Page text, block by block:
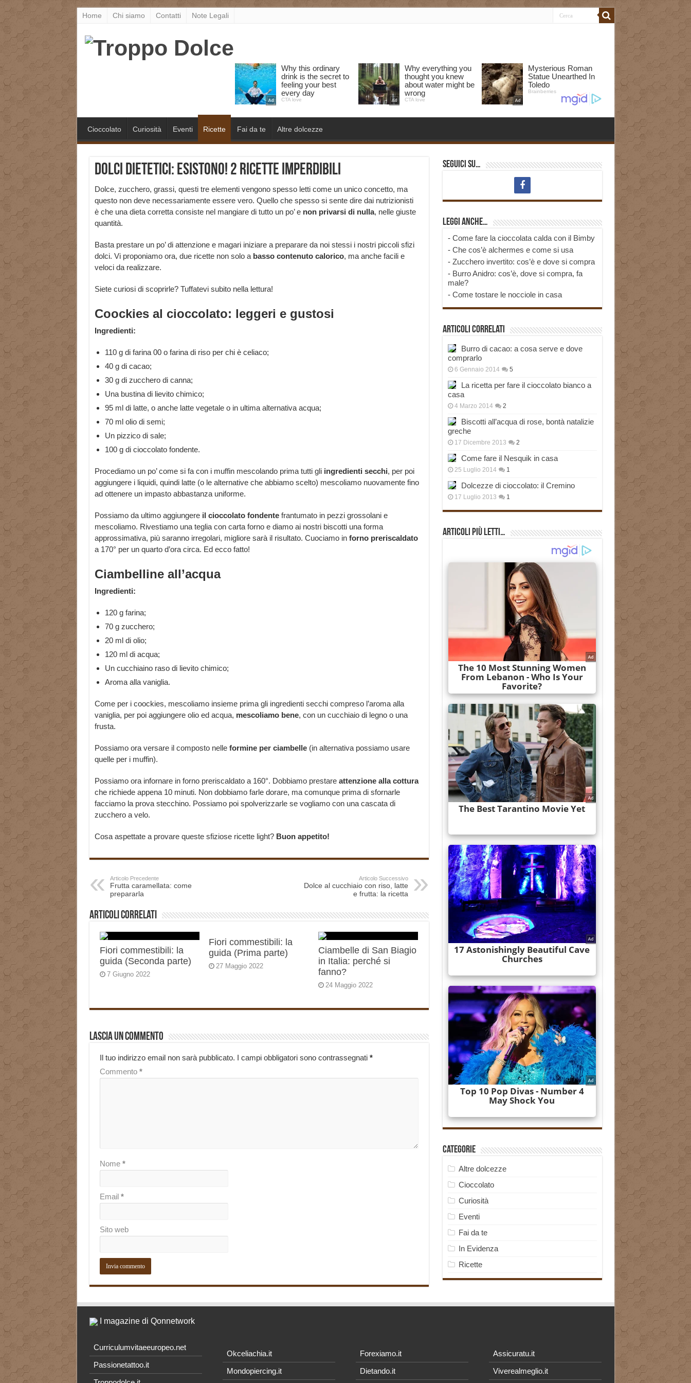
Home Chi siamo Contatti Note Legali
Cioccolato Curiosità Eventi Ricette Fai da te Altre dolcezze
Dolci dietetici: esistono! 2 ricette imperdibili
Dolce, zucchero, grassi, questi tre elementi vengono spesso letti come un unico concetto, ma
questo non deve necessariamente essere vero. Quello che spesso si sente dire dai nutrizionisti
è che una dieta corretta consiste nel mangiare di tutto un po’ e non privarsi di nulla, nelle giuste
quantità.
Basta prestare un po’ di attenzione e magari iniziare a preparare da noi stessi i nostri piccoli sfizi
dolci. Vi proponiamo ora, due ricette non solo a basso contenuto calorico, ma anche facili e
veloci da realizzare.
Siete curiosi di scoprirle? Tuffatevi subito nella lettura!
Coockies al cioccolato: leggeri e gustosi
Ingredienti:
110 g di farina 00 o farina di riso per chi è celiaco;
40 g di cacao;
30 g di zucchero di canna;
Una bustina di lievito chimico;
95 ml di latte, o anche latte vegetale o in ultima alternativa acqua;
70 ml olio di semi;
Un pizzico di sale;
100 g di cioccolato fondente.
Procediamo un po’ come si fa con i muffin mescolando prima tutti gli ingredienti secchi, per poi
aggiungere i liquidi, quindi latte (o le alternative che abbiamo scelto) mescoliamo nuovamente fino
ad ottenere un impasto abbastanza uniforme.
Possiamo da ultimo aggiungere il cioccolato fondentefrantumato in pezzi grossolani e
mescoliamo. Rivestiamo una teglia con carta forno e diamo ai nostri biscotti una forma
approssimativa, più saranno irregolari, migliore sarà il risultato. Cuociamo in forno preriscaldato
a 170° per un quarto d’ora circa. Ed ecco fatto!
Ciambelline all’acqua
Ingredienti:
120 g farina;
70 g zucchero;
20 ml di olio;
120 ml di acqua;
Un cucchiaino raso di lievito chimico;
Aroma alla vaniglia.
Come per i coockies, mescoliamo insieme prima gli ingredienti secchi compreso l’aroma alla
vaniglia, per poi aggiungere olio ed acqua, mescoliamo bene, con un cucchiaio di legno o una
frusta.
Possiamo ora versare il composto nelle formine per ciambelle(in alternativa possiamo usare
quelle per i muffin).
Possiamo ora infornare in forno preriscaldato a 160°. Dobbiamo prestare attenzione alla cottura
che richiede appena 10 minuti. Non dobbiamo farle dorare, ma comunque prima di sfornarle
facciamo la prova stecchino. Possiamo poi spolverizzarle se vogliamo con una cascata di
zucchero a velo.
Cosa aspettate a provare queste sfiziose ricette light? Buon appetito!
Articolo Precedente
Frutta caramellata: come
prepararla
Articolo Successivo
Dolce al cucchiaio con riso, latte
e frutta: la ricetta
Articoli correlati
Fiori commestibili: la
guida (Seconda parte)
7 Giugno 2022
Fiori commestibili: la
guida (Prima parte)
27 Maggio 2022
Ciambelle di San Biagio
in Italia: perché si
fanno?
24 Maggio 2022
Lascia un commento
Il tuo indirizzo email non sarà pubblicato. I campi obbligatori sono contrassegnati *
Commento *
Nome *
Email *
Sito web
Seguici su…
Leggi anche…
- Come fare la cioccolata calda con il Bimby
- Che cos’è alchermes e come si usa
- Zucchero invertito: cos’è e dove si compra
- Burro Anidro: cos’è, dove si compra, fa
male?
- Come tostare le nocciole in casa
Articoli correlati
Burro di cacao: a cosa serve e dove
comprarlo
6 Gennaio 2014 5
La ricetta per fare il cioccolato bianco a
casa
4 Marzo 2014 2
Biscotti all’acqua di rose, bontà natalizie
greche
17 Dicembre 2013 2
Come fare il Nesquik in casa
25 Luglio 2014 1
Dolcezze di cioccolato: il Cremino
17 Luglio 2013 1
Articoli più Letti…
Categorie
Altre dolcezze
Cioccolato
Curiosità
Eventi
Fai da te
In Evidenza
Ricette
I magazine di Qonnetwork
Curriculumvitaeeuropeo.net
Passionetattoo.it
Okceliachia.it
Mondopiercing.it
Forexiamo.it
Dietando.it
Assicuratu.it
Viverealmeglio.it